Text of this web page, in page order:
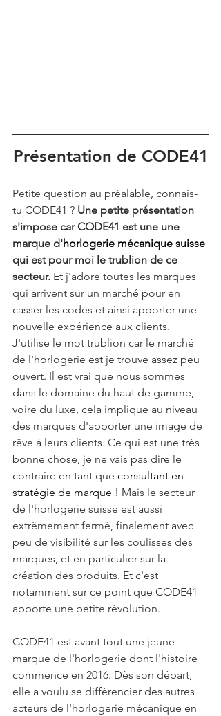
Présentation de CODE41
Petite question au préalable, connais-
tu CODE41 ? Une petite présentation
s'impose car CODE41 est une une
marque d'horlogerie mécanique suisse
qui est pour moi le trublion de ce
secteur. Et j'adore toutes les marques
qui arrivent sur un marché pour en
casser les codes et ainsi apporter une
nouvelle expérience aux clients.
J'utilise le mot trublion car le marché
de l'horlogerie est je trouve assez peu
ouvert. Il est vrai que nous sommes
dans le domaine du haut de gamme,
voire du luxe, cela implique au niveau
des marques d'apporter une image de
rêve à leurs clients. Ce qui est une très
bonne chose, je ne vais pas dire le
contraire en tant que consultant en
stratégie de marque ! Mais le secteur
de l'horlogerie suisse est aussi
extrêmement fermé, finalement avec
peu de visibilité sur les coulisses des
marques, et en particulier sur la
création des produits. Et c'est
notamment sur ce point que CODE41
apporte une petite révolution.
CODE41 est avant tout une jeune
marque de l'horlogerie dont l'histoire
commence en 2016. Dès son départ,
elle a voulu se différencier des autres
acteurs de l'horlogerie mécanique en